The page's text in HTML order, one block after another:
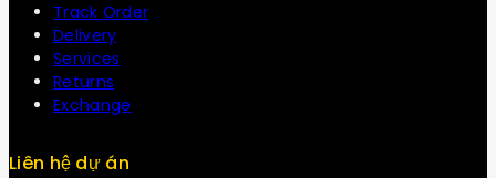
Track Order
Delivery
Services
Returns
Exchange
Liên hệ dự án